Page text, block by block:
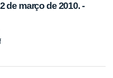
de março de 2010. -